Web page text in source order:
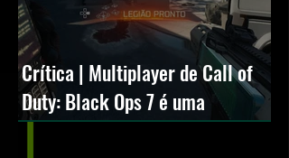
Crítica | Multiplayer de Call of
Duty: Black Ops 7 é uma
experiência positiva, divertida e